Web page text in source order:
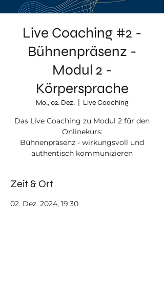
Live Coaching #2 -
Bühnenpräsenz -
Modul 2 -
Körpersprache
Mo., 02. Dez.
  |
Live Coaching
Das Live Coaching zu Modul 2 für den
Onlinekurs:
Bühnenpräsenz - wirkungsvoll und
authentisch kommunizieren
Zeit & Ort
02. Dez. 2024, 19:30